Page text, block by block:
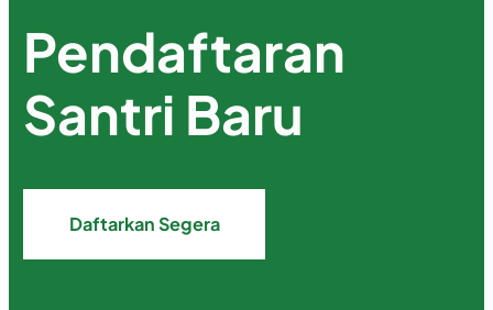
Pendaftaran
Santri Baru
Daftarkan Segera